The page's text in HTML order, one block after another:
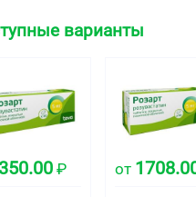
варианты
350.00 ₽ от